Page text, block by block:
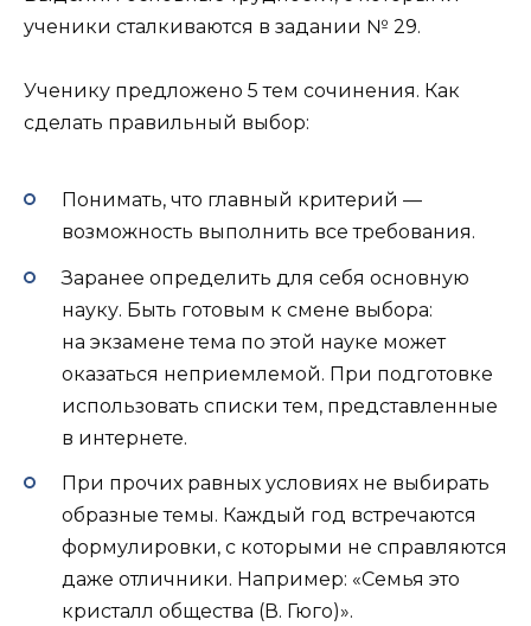
ученики сталкиваются в задании № 29.
Ученику предложено 5 тем сочинения. Как
сделать правильный выбор:
Понимать, что главный критерий —
возможность выполнить все требования.
Заранее определить для себя основную
науку. Быть готовым к смене выбора:
на экзамене тема по этой науке может
оказаться неприемлемой. При подготовке
использовать списки тем, представленные
в интернете.
При прочих равных условиях не выбирать
образные темы. Каждый год встречаются
формулировки, с которыми не справляются
даже отличники. Например: «Семья это
кристалл общества (В. Гюго)».